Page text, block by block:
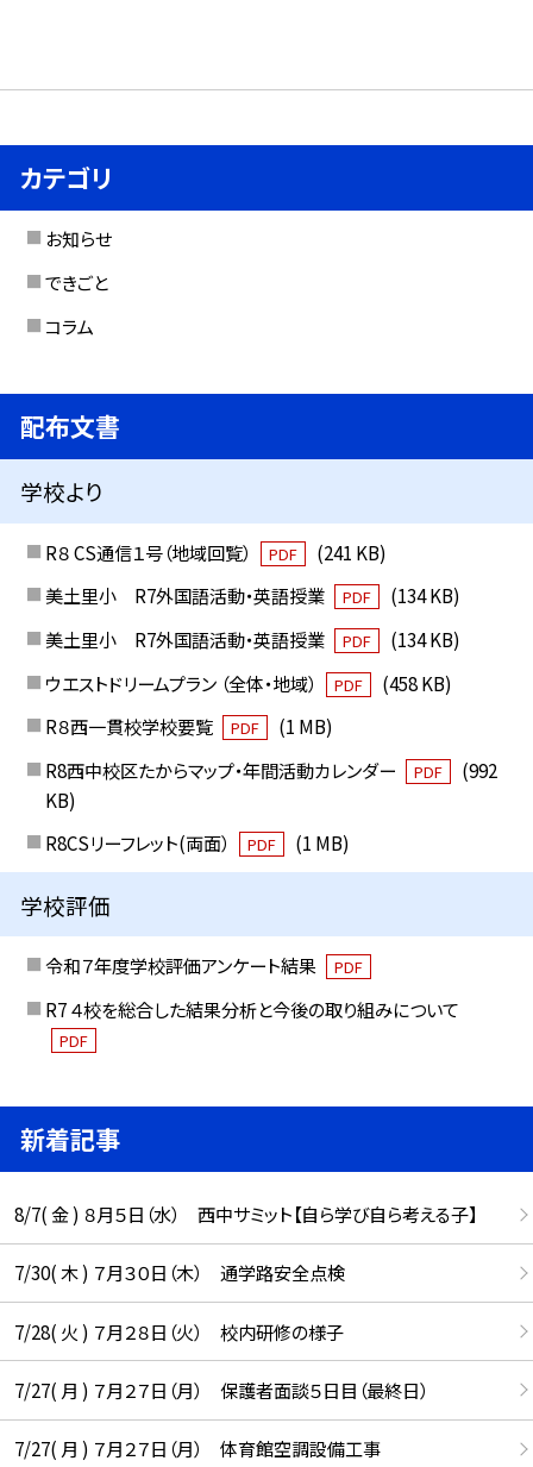
カテゴリ
お知らせ
できごと
コラム
配布文書
学校より
R８ CS通信１号（地域回覧） PDF
(241 KB)
美土里小 R7外国語活動・英語授業
PDF
(134 KB)
美土里小 R7外国語活動・英語授業
PDF
(134 KB)
ウエストドリームプラン （全体・地域）
PDF
(458 KB)
R８西一貫校学校要覧
PDF
(1 MB)
R8西中校区たからマップ・年間活動カレンダー
PDF
(992
KB)
R8CSリーフレット(両面）
PDF (1 MB)
学校評価
令和７年度学校評価アンケート結果 PDF
R7 ４校を総合した結果分析と今後の取り組みについて
PDF
新着記事
8/7( 金 ) ８月５日（水） 西中サミット【自ら学び自ら考える子】
7/30( 木 ) ７月３０日（木） 通学路安全点検
7/28( 火 ) ７月２８日（火） 校内研修の様子
7/27( 月 ) ７月２７日（月） 保護者面談５日目（最終日）
7/27( 月 ) ７月２７日（月） 体育館空調設備工事